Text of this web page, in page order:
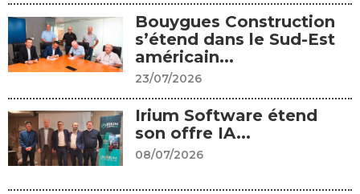
Bouygues Construction
s’étend dans le Sud-Est
américain...
23/07/2026
Irium Software étend
son offre IA...
08/07/2026